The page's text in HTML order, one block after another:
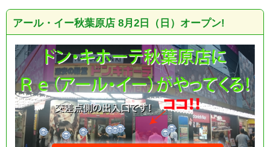
アール・イー秋葉原店 8月2日（日）オープン!